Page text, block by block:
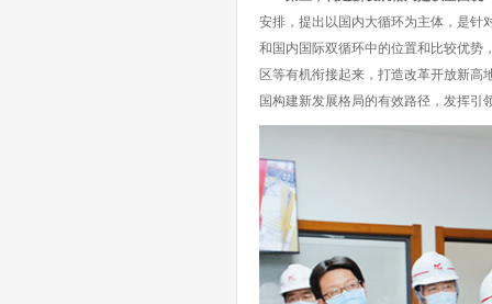
安排，提出以国内大循环为主体，是针
和国内国际双循环中的位置和比较优势
区等有机衔接起来，打造改革开放新高
国构建新发展格局的有效路径，发挥引